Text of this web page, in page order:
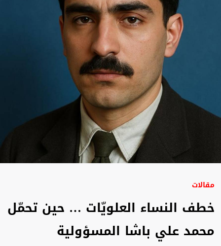
مقالات
خطف النساء العلويّات … حين تحمّل
محمد علي باشا المسؤولية